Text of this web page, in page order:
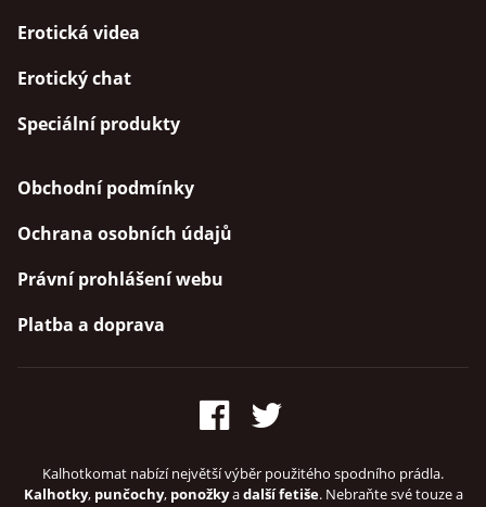
Erotická videa
Erotický chat
Speciální produkty
Obchodní podmínky
Ochrana osobních údajů
Právní prohlášení webu
Platba a doprava
Kalhotkomat nabízí největší výběr použitého spodního prádla.
Kalhotky, punčochy, ponožkyadalší fetiše. Nebraňte své touze a